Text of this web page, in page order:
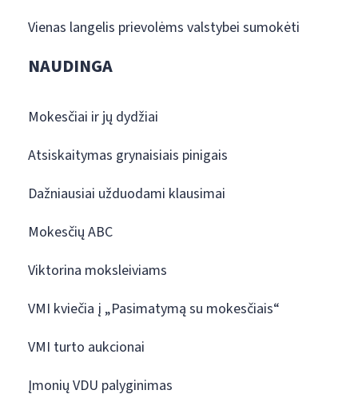
Vienas langelis prievolėms valstybei sumokėti
NAUDINGA
Mokesčiai ir jų dydžiai
Atsiskaitymas grynaisiais pinigais
Dažniausiai užduodami klausimai
Mokesčių ABC
Viktorina moksleiviams
VMI kviečia į „Pasimatymą su mokesčiais“
VMI turto aukcionai
Įmonių VDU palyginimas